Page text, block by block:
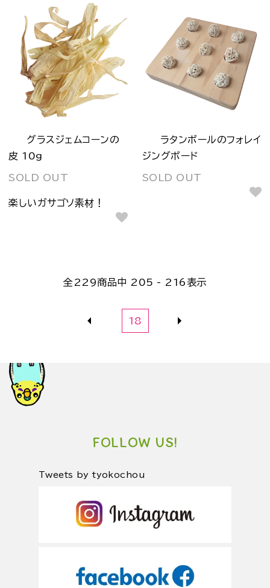
グラスジェムコーンの
皮 10g
SOLD OUT
楽しいガサゴソ素材！
ラタンボールのフォレイ
ジングボード
SOLD OUT
全229商品中 205 - 216表示
18
FOLLOW US!
Tweets by tyokochou